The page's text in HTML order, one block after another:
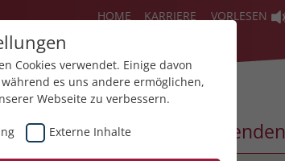
HOME KARRIERE VORLESEN
Akademie Spenden
Cookies verwendet. Einige davon
es uns andere ermöglichen,
Webseite zu verbessern.
Externe Inhalte